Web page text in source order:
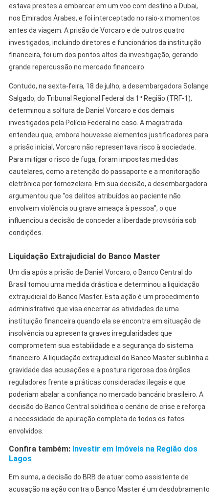
estava prestes a embarcar em um voo com destino a Dubai,
nos Emirados Árabes, e foi interceptado no raio-x momentos
antes da viagem. A prisão de Vorcaro e de outros quatro
investigados, incluindo diretores e funcionários da instituição
financeira, foi um dos pontos altos da investigação, gerando
grande repercussão no mercado financeiro.
Contudo, na sexta-feira, 18 de julho, a desembargadora Solange
Salgado, do Tribunal Regional Federal da 1ª Região (TRF-1),
determinou a soltura de Daniel Vorcaro e dos demais
investigados pela Polícia Federal no caso. A magistrada
entendeu que, embora houvesse elementos justificadores para
a prisão inicial, Vorcaro não representava risco à sociedade.
Para mitigar o risco de fuga, foram impostas medidas
cautelares, como a retenção do passaporte e a monitoração
eletrônica por tornozeleira. Em sua decisão, a desembargadora
argumentou que “os delitos atribuídos ao paciente não
envolvem violência ou grave ameaça à pessoa”, o que
influenciou a decisão de conceder a liberdade provisória sob
condições.
Liquidação Extrajudicial do Banco Master
Um dia após a prisão de Daniel Vorcaro, o Banco Central do
Brasil tomou uma medida drástica e determinou a liquidação
extrajudicial do Banco Master. Esta ação é um procedimento
administrativo que visa encerrar as atividades de uma
instituição financeira quando ela se encontra em situação de
insolvência ou apresenta graves irregularidades que
comprometem sua estabilidade e a segurança do sistema
financeiro. A liquidação extrajudicial do Banco Master sublinha a
gravidade das acusações e a postura rigorosa dos órgãos
reguladores frente a práticas consideradas ilegais e que
poderiam abalar a confiança no mercado bancário brasileiro. A
decisão do Banco Central solidifica o cenário de crise e reforça
a necessidade de apuração completa de todos os fatos
envolvidos.
Confira também: Investir em Imóveis na Região dos
Lagos
Em suma, a decisão do BRB de atuar como assistente de
acusação na ação contra o Banco Master é um desdobramento